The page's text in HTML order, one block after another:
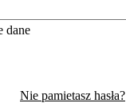
dane
Nie pamietasz hasła?